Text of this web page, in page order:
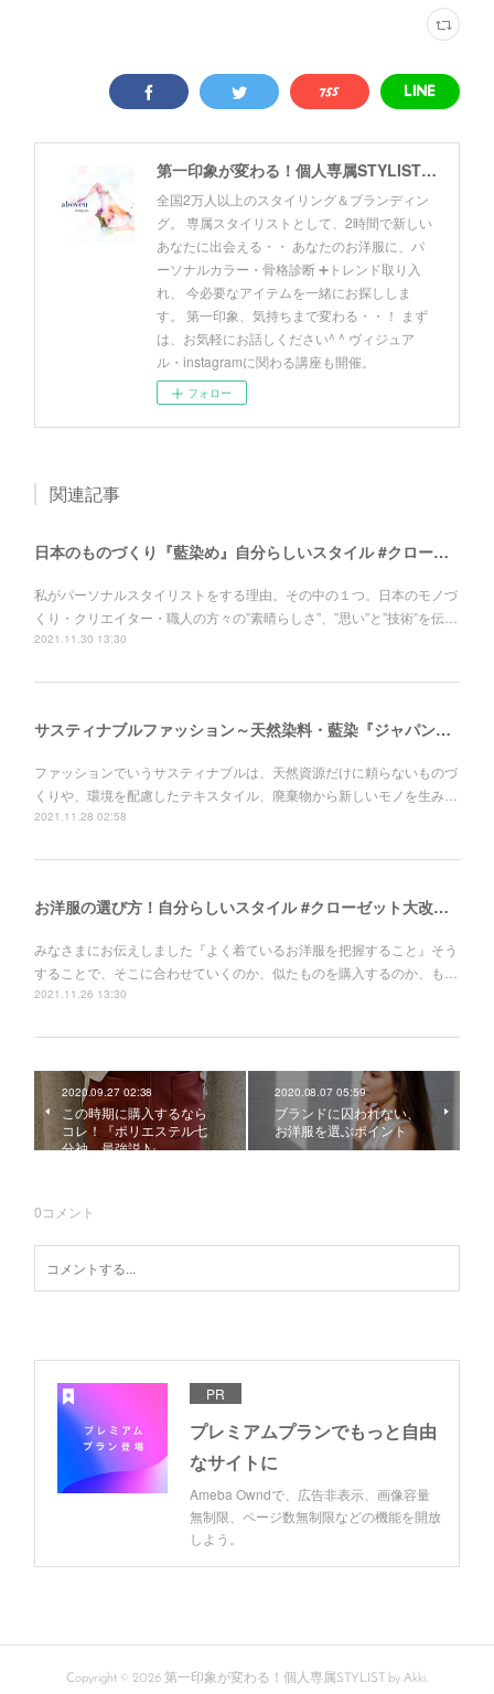
第一印象が変わる！個人専属STYLIST by Akki
全国2万人以上のスタイリング＆ブランディン
グ。 専属スタイリストとして、2時間で新しい
あなたに出会える・・ あなたのお洋服に、パ
ーソナルカラー・骨格診断 ➕トレンド取り入
れ、 今必要なアイテムを一緒にお探ししま
す。 第一印象、気持ちまで変わる・・！ まず
は、お気軽にお話しください^ ^ ヴィジュア
ル・instagramに関わる講座も開催。
フォロー
関連記事
日本のものづくり『藍染め』自分らしいスタイル #クローゼット大改造計画！
私がパーソナルスタイリストをする理由。その中の１つ。日本のモノづ
くり・クリエイター・職人の方々の”素晴らしさ”、”思い”と”技術”を伝…
2021.11.30 13:30
サスティナブルファッション～天然染料・藍染『ジャパンブルー』～自分らしいスタイル #クローゼット大改造計画！
ファッションでいうサスティナブルは、天然資源だけに頼らないものづ
くりや、環境を配慮したテキスタイル、廃棄物から新しいモノを生み…
2021.11.28 02:58
お洋服の選び方！自分らしいスタイル #クローゼット大改造計画！
みなさまにお伝えしました『よく着ているお洋服を把握すること』そう
することで、そこに合わせていくのか、似たものを購入するのか、も…
2021.11.26 13:30
2020.09.27 02:38
この時期に購入するなら
コレ！『ポリエステル七
分袖、最強説♪』
2020.08.07 05:59
ブランドに囚われない、
お洋服を選ぶポイント
0コメント
PR
プレミアムプランでもっと自由
なサイトに
Ameba Owndで、広告非表示、画像容量
無制限、ページ数無制限などの機能を開放
しよう。
Copyright © 2026 第一印象が変わる！個人専属STYLIST by Akki.